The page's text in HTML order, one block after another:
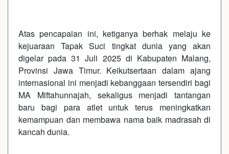
Atas pencapaian ini, ketiganya berhak melaju ke
kejuaraan Tapak Suci tingkat dunia yang akan
digelar pada 31 Juli 2025 di Kabupaten Malang,
Provinsi Jawa Timur. Keikutsertaan dalam ajang
internasional ini menjadi kebanggaan tersendiri bagi
MA Miftahunnajah, sekaligus menjadi tantangan
baru bagi para atlet untuk terus meningkatkan
kemampuan dan membawa nama baik madrasah di
kancah dunia.